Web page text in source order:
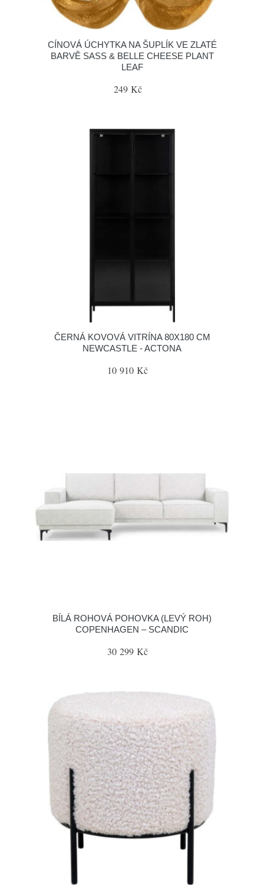
CÍNOVÁ ÚCHYTKA NA ŠUPLÍK VE ZLATÉ
BARVĚ SASS & BELLE CHEESE PLANT
LEAF
249 Kč
ČERNÁ KOVOVÁ VITRÍNA 80X180 CM
NEWCASTLE - ACTONA
10 910 Kč
BÍLÁ ROHOVÁ POHOVKA (LEVÝ ROH)
COPENHAGEN – SCANDIC
30 299 Kč